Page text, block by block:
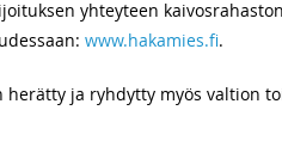
yhteyteen
www.hakamies.fi.
herätty ja ryhdytty myös valtion